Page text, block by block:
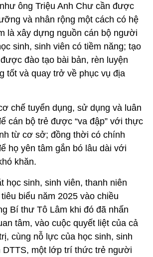
ông Triệu Anh Chư cần được
và nhân rộng một cách có hệ
là xây dựng nguồn cán bộ người
sinh, sinh viên có tiềm năng; tạo
đào tạo bài bản, rèn luyện
tốt và quay trở về phục vụ địa
chế tuyển dụng, sử dụng và luân
cán bộ trẻ được “va đập” với thực
từ cơ sở; đồng thời có chính
họ yên tâm gắn bó lâu dài với
khăn.
học sinh, sinh viên, thanh niên
biểu năm 2025 vào chiều
Bí thư Tô Lâm khi đó đã nhấn
tâm, vào cuộc quyết liệt của cả
cùng nỗ lực của học sinh, sinh
DTTS, một lớp trí thức trẻ người